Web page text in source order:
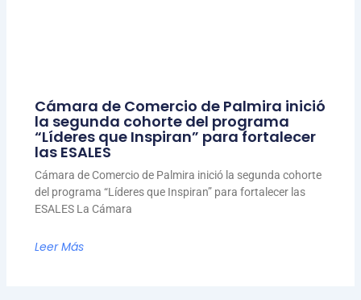
Cámara de Comercio de Palmira inició
la segunda cohorte del programa
“Líderes que Inspiran” para fortalecer
las ESALES
Cámara de Comercio de Palmira inició la segunda cohorte
del programa “Líderes que Inspiran” para fortalecer las
ESALES La Cámara
Leer Más